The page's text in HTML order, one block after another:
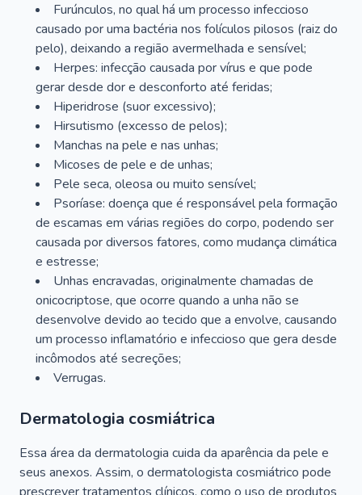
Furúnculos, no qual há um processo infeccioso
causado por uma bactéria nos folículos pilosos (raiz do
pelo), deixando a região avermelhada e sensível;
Herpes: infecção causada por vírus e que pode
gerar desde dor e desconforto até feridas;
Hiperidrose (suor excessivo);
Hirsutismo (excesso de pelos);
Manchas na pele e nas unhas;
Micoses de pele e de unhas;
Pele seca, oleosa ou muito sensível;
Psoríase: doença que é responsável pela formação
de escamas em várias regiões do corpo, podendo ser
causada por diversos fatores, como mudança climática
e estresse;
Unhas encravadas, originalmente chamadas de
onicocriptose, que ocorre quando a unha não se
desenvolve devido ao tecido que a envolve, causando
um processo inflamatório e infeccioso que gera desde
incômodos até secreções;
Verrugas.
Dermatologia cosmiátrica
Essa área da dermatologia cuida da aparência da pele e
seus anexos. Assim, o dermatologista cosmiátrico pode